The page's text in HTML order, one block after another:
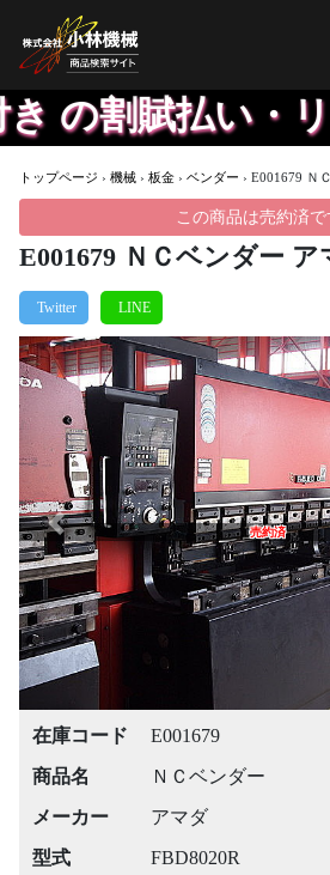
払い・リー
トップページ › 機械 › 板金 › ベンダー › E001679 Ｎ
この商品は売約済で
E001679 ＮＣベンダー ア
売約済
Previous
在庫コード
E001679
商品名
ＮＣベンダー
メーカー
アマダ
型式
FBD8020R